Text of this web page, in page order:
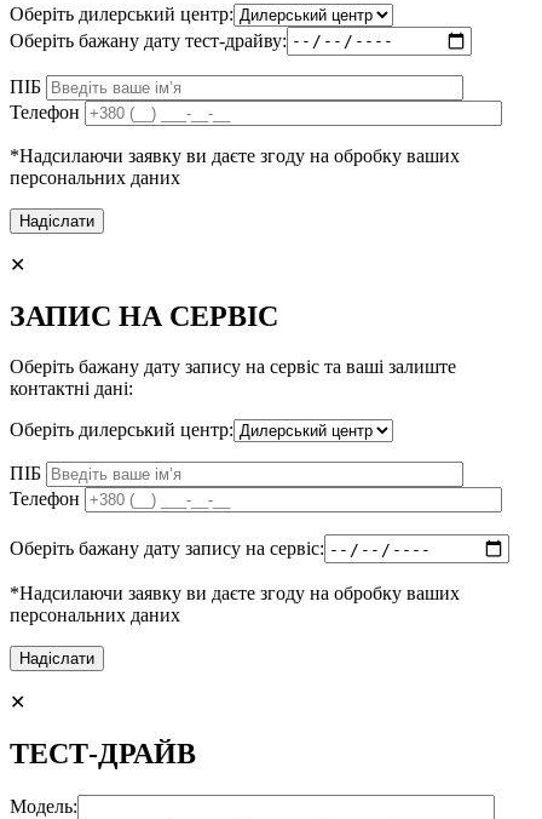
Оберіть дилерський центр:
Оберіть бажану дату тест-драйву:
ПІБ
Телефон
*Надсилаючи заявку ви даєте згоду на обробку ваших
персональних даних
✕
ЗАПИС НА СЕРВІС
Оберіть бажану дату запису на сервіс та ваші залиште
контактні дані:
Оберіть дилерський центр:
ПІБ
Телефон
Оберіть бажану дату запису на сервіс:
*Надсилаючи заявку ви даєте згоду на обробку ваших
персональних даних
✕
ТЕСТ-ДРАЙВ
Модель: